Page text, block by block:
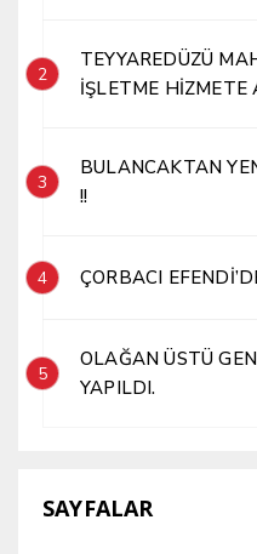
2
TEYYAREDÜZÜ
İŞLETME HİZMETE
3
BULANCAKTAN
!!
4 ÇORBACI
5
OLAĞAN ÜSTÜ
YAPILDI.
SAYFALAR